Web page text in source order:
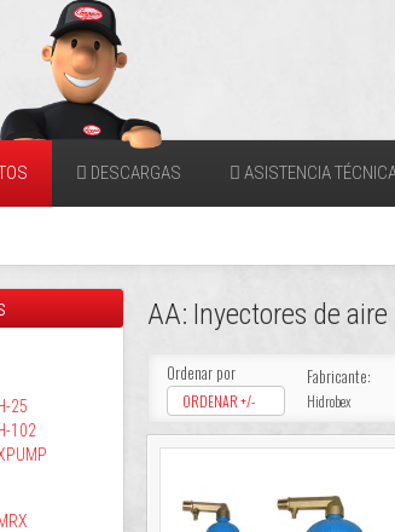
DESCARGAS ASISTENCIA
AA: Inyectores de aire
Ordenar por
ORDENAR +/-
Fabricante:
Hidrobex
25
102